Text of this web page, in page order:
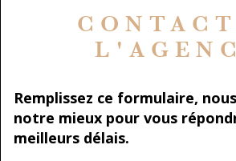
Remplissez ce formulaire,
notre mieux pour vous
meilleurs délais.